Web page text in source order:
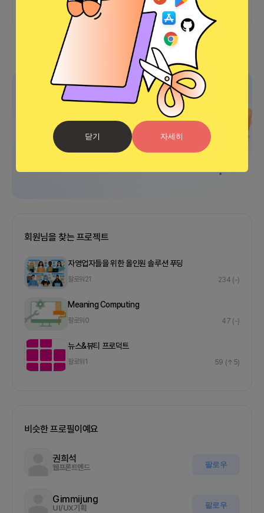
닫기 자세히
회원님을 찾는 프로젝트
자영업자들을 위한 올인원 솔루션 푸딩
팔로워 21 234 (-)
Meaning Computing
팔로워 0 47 (-)
뉴스&뷰티 프로덕트
팔로워 1 59 (↑5)
비슷한 프로필이예요
권희석
웹프론트엔드 팔로우
Gimmijung
UI/UX기획 팔로우